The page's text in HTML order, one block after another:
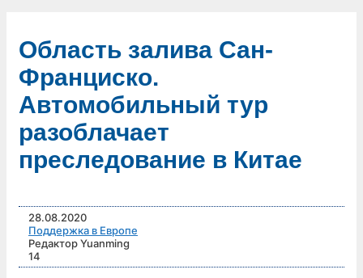
Область залива Сан-
Франциско.
Автомобильный тур
разоблачает
преследование в Китае
28.08.2020
Поддержка в Европе
Редактор Yuanming
14